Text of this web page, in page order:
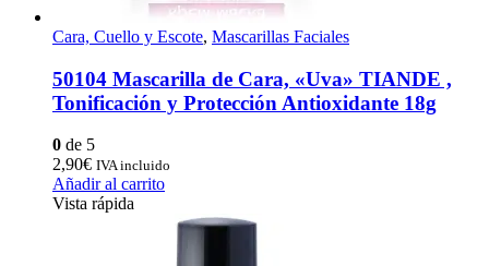
Cara, Cuello y Escote, Mascarillas Faciales
50104 Mascarilla de Cara, «Uva» TIANDE ,
Tonificación y Protección Antioxidante 18g
0 de 5
2,90€ IVA incluido
Añadir al carrito
Vista rápida